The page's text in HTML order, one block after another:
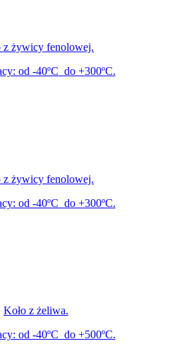
z żywicy fenolowej.
od -40ºC do +300ºC.
z żywicy fenolowej.
od -40ºC do +300ºC.
Koło z żeliwa.
od -40ºC do +500ºC.